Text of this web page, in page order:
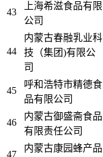
43
上海希滋食品有限
公司
44
内蒙古春融乳业科
技（集团)有限公
司
45
呼和浩特市精德食
品有限公司
46
内蒙古御盛斋食品
有限责任公司
47
内蒙古康园蜂产品